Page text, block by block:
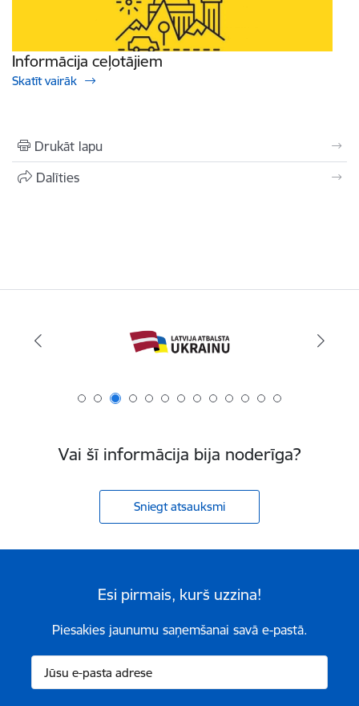
Informācija ceļotājiem
Skatīt vairāk
Drukāt lapu
Dalīties
Vai šī informācija bija noderīga?
Sniegt atsauksmi
Esi pirmais, kurš uzzina!
Piesakies jaunumu saņemšanai savā e-pastā.